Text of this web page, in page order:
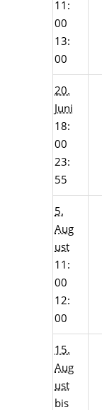
11:
00
13:
00
20.
Juni
18:
00
23:
55
5.
Aug
ust
11:
00
12:
00
15.
Aug
ust
bis